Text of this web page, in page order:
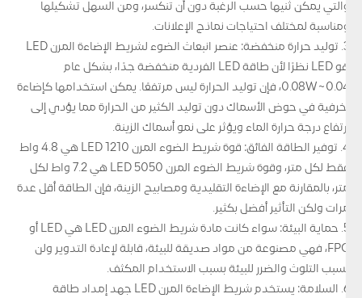
والتي يمكن ثنيها حسب الرغبة دون أن تنكسر، ومن السهل تشكيلها
ومناسبة لمختلف احتياجات نماذج الإعلانات.
3. توليد حرارة منخفضة: عنصر انبعاث الضوء لشريط الإضاءة المرن LED
هو LED نظرًا لأن طاقة LED الفردية منخفضة جدًا، بشكل عام
0.04~0.08W، فإن توليد الحرارة ليس مرتفعًا. يمكن استخدامها كإضاءة
زخرفية في حوض الأسماك دون توليد الكثير من الحرارة مما يؤدي إلى
ارتفاع درجة حرارة الماء ويؤثر على نمو أسماك الزينة.
4. توفير الطاقة الفائق: قوة شريط الضوء المرن LED 1210 هي 4.8 واط
فقط لكل متر، وقوة شريط الضوء المرن LED 5050 هي 7.2 واط لكل
متر، بالمقارنة مع الإضاءة التقليدية ومصابيح الزينة، فإن الطاقة أقل عدة
مرات ولكن التأثير أفضل بكثير.
5. حماية البيئة: سواء كانت مادة شريط الضوء المرن LED هي LED أو
FPC، فهي مصنوعة من مواد صديقة للبيئة، قابلة لإعادة التدوير ولن
تسبب التلوث والضرر للبيئة بسبب الاستخدام المكثف.
6. السلامة: يستخدم شريط الإضاءة المرن LED جهد إمداد طاقة